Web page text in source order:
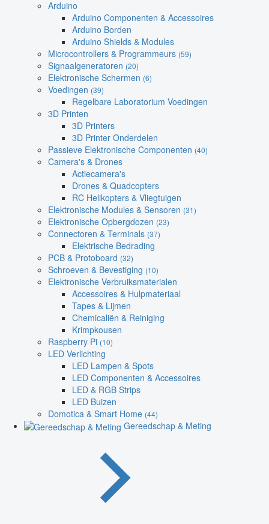
Arduino
Arduino Componenten & Accessoires
Arduino Borden
Arduino Shields & Modules
Microcontrollers & Programmeurs (59)
Signaalgeneratoren (20)
Elektronische Schermen (6)
Voedingen (39)
Regelbare Laboratorium Voedingen
3D Printen
3D Printers
3D Printer Onderdelen
Passieve Elektronische Componenten (40)
Camera's & Drones
Actiecamera's
Drones & Quadcopters
RC Helikopters & Vliegtuigen
Elektronische Modules & Sensoren (31)
Elektronische Opbergdozen (23)
Connectoren & Terminals (37)
Elektrische Bedrading
PCB & Protoboard (32)
Schroeven & Bevestiging (10)
Elektronische Verbruiksmaterialen
Accessoires & Hulpmateriaal
Tapes & Lijmen
Chemicaliën & Reiniging
Krimpkousen
Raspberry Pi (10)
LED Verlichting
LED Lampen & Spots
LED Componenten & Accessoires
LED & RGB Strips
LED Buizen
Domotica & Smart Home (44)
Gereedschap & Meting